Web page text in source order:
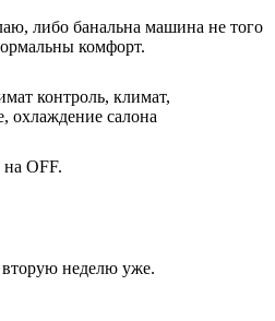
либо банальна машина не того
комфорт.
контроль, климат,
охлаждение салона
OFF.
неделю уже.